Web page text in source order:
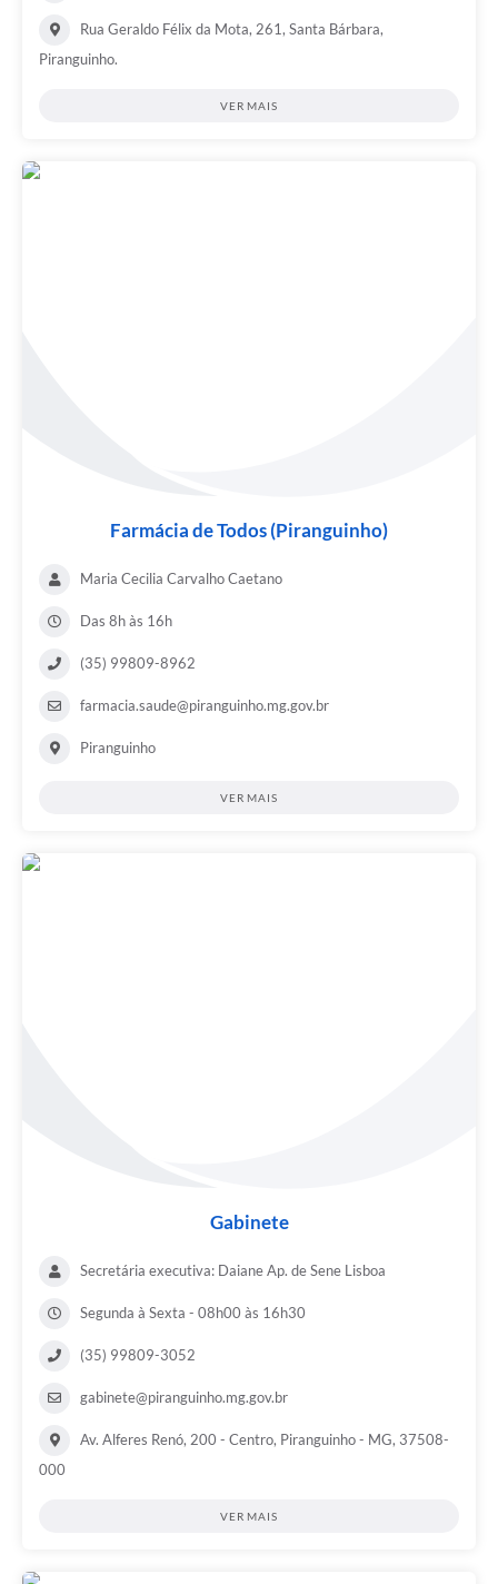
Rua Geraldo Félix da Mota, 261, Santa Bárbara,
Piranguinho.
VER MAIS
Farmácia de Todos (Piranguinho)
Maria Cecilia Carvalho Caetano
Das 8h às 16h
(35) 99809-8962
farmacia.saude@piranguinho.mg.gov.br
Piranguinho
VER MAIS
Gabinete
Secretária executiva: Daiane Ap. de Sene Lisboa
Segunda à Sexta - 08h00 às 16h30
(35) 99809-3052
gabinete@piranguinho.mg.gov.br
Av. Alferes Renó, 200 - Centro, Piranguinho - MG, 37508-
000
VER MAIS